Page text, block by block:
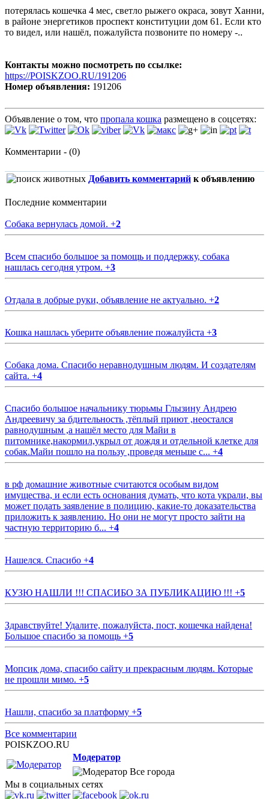
потерялась кошечка 4 мес, светло рыжего окраса, зовут Ханни,
в районе энергетиков проспект конституции дом 61. Если кто
то видел, или нашёл, пожалуйста позвоните по номеру -..
Контакты можно посмотреть по ссылке:
https://POISKZOO.RU/191206
Номер объявления: 191206
Объявление о том, что пропала кошка размещено в соцсетях:
Комментарии - (0)
Добавить комментарий к объявлению
Последние комментарии
Собака вернулась домой. +2
Всем спасибо большое за помощь и поддержку, собака
нашлась сегодня утром. +3
Отдала в добрые руки, объявление не актуально. +2
Кошка нашлась уберите объявление пожалуйста +3
Собака дома. Спасибо неравнодушным людям. И создателям
сайта. +4
Спасибо большое начальнику тюрьмы Глызину Андрею
Андреевичу за бдительность ,тёплый приют ,неостался
равнодушным ,а нашёл место для Майи в
питомнике,накормил,укрыл от дождя и отдельной клетке для
собак.Майи пошло на пользу ,проведя меньше с... +4
в рф домашние животные считаются особым видом
имущества, и если есть основания думать, что кота украли, вы
может подать заявление в полицию, какие-то доказательства
приложить к заявлению. Но они не могут просто зайти на
частную территорию б... +4
Нашелся. Спасибо +4
КУЗЮ НАШЛИ !!! СПАСИБО ЗА ПУБЛИКАЦИЮ !!! +5
Здравствуйте! Удалите, пожалуйста, пост, кошечка найдена!
Большое спасибо за помощь +5
Мопсик дома, спасибо сайту и прекрасным людям. Которые
не прошли мимо. +5
Нашли, спасибо за платформу +5
Все комментарии
POISKZOO.RU
Модератор
Все города
Мы в социальных сетях